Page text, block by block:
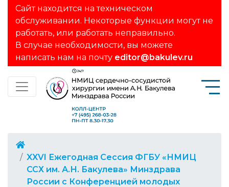
Сайт находится на техническом
обслуживании. Некоторые функции могут не
работать, или работать неправильно.
В случае необходимости, вы можете
написать нам на почту editor@bakulev.ru
XXVI Ежегодная Сессия ФГБУ «НМИЦ
ССХ им. А.Н. Бакулева» Минздрава
России с Конференцией молодых